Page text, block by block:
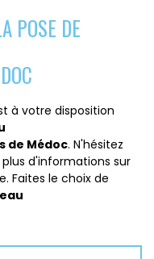
POSE DE
à votre disposition
de Médoc. N'hésitez
d'informations sur
Faites le choix de